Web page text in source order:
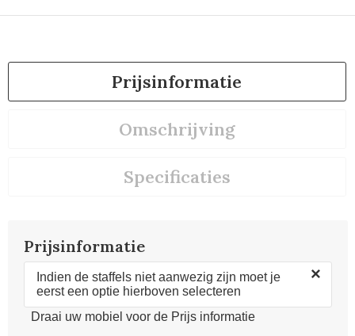
Prijsinformatie
Omschrijving
Specificaties
Prijsinformatie
Indien de staffels niet aanwezig zijn moet je
eerst een optie hierboven selecteren
×
Draai uw mobiel voor de Prijs informatie